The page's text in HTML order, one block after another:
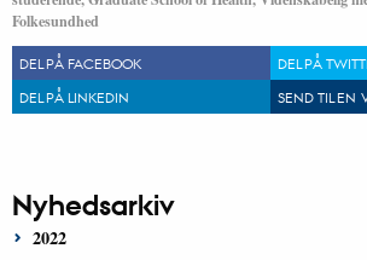
Folkesundhed
DEL PÅ FACEBOOK
DEL PÅ
DEL PÅ LINKEDIN
SEND TIL EN
Nyhedsarkiv
2022